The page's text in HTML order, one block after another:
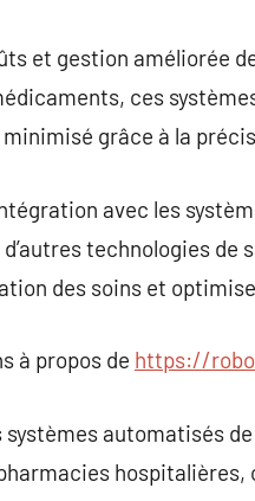
et gestion améliorée
ces
grâce à la
avec les
technologies
des soins et
à propos de https://
systèmes automatisés